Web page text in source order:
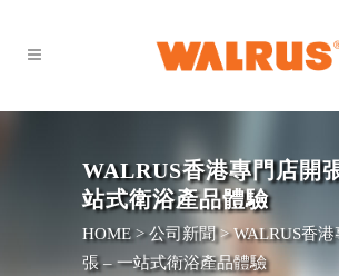
WALRUS香港專門店開
站式衛浴產品體驗
HOME >公司新聞>WALRUS香
張 – 一站式衛浴產品體驗